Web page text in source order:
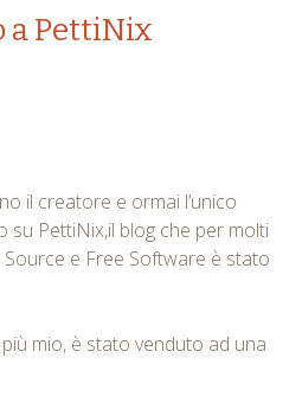
a PettiNix
il creatore e ormai l’unico
su PettiNix,il blog che per molti
e Free Software è stato
mio, è stato venduto ad una